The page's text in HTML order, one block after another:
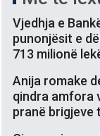
Vjedhja e
punonjësit e
713 milionë
Anija romake
qindra amfora
pranë brigjeve